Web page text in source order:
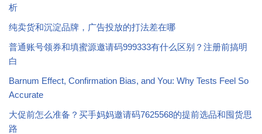
析
纯卖货和沉淀品牌，广告投放的打法差在哪
普通账号领券和填蜜源邀请码999333有什么区别？注册前搞明
白
Barnum Effect, Confirmation Bias, and You: Why Tests Feel So
Accurate
大促前怎么准备？买手妈妈邀请码7625568的提前选品和囤货思
路